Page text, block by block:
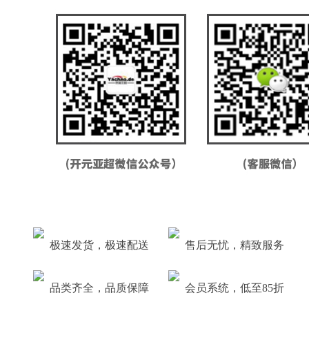
极速发货，极速配送 售后无忧，精致服务
品类齐全，品质保障 会员系统，低至85折